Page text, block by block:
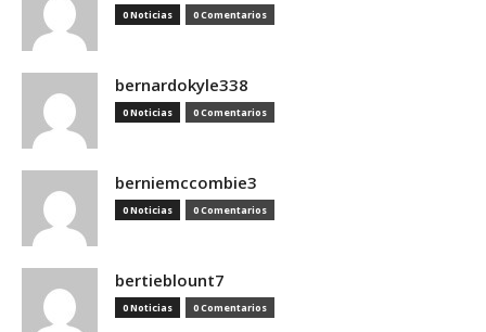
0 Noticias 0 Comentarios
bernardokyle338
0 Noticias 0 Comentarios
berniemccombie3
0 Noticias 0 Comentarios
bertieblount7
0 Noticias 0 Comentarios